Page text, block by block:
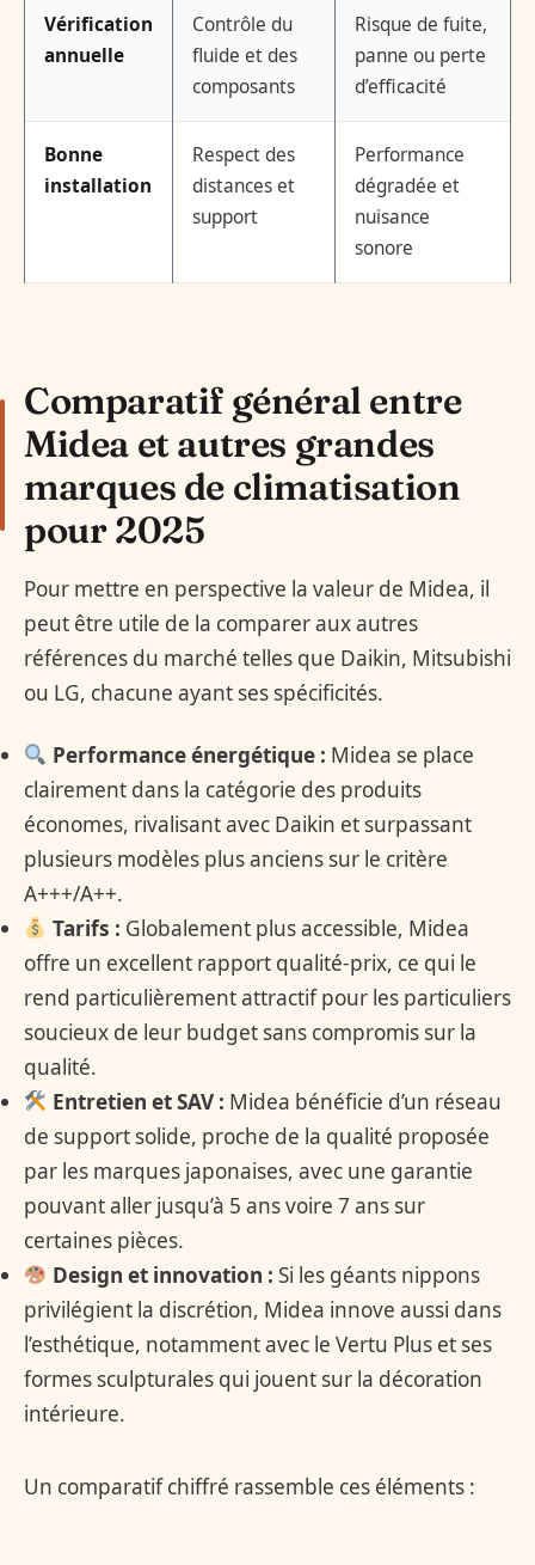
Vérification
annuelle
Contrôle du
fluide et des
composants
Risque de fuite,
panne ou perte
d’efficacité
Bonne
installation
Respect des
distances et
support
Performance
dégradée et
nuisance
sonore
Comparatif général entre
Midea et autres grandes
marques de climatisation
pour 2025
Pour mettre en perspective la valeur de Midea, il
peut être utile de la comparer aux autres
références du marché telles que Daikin, Mitsubishi
ou LG, chacune ayant ses spécificités.
Performance énergétique : Midea se place
clairement dans la catégorie des produits
économes, rivalisant avec Daikin et surpassant
plusieurs modèles plus anciens sur le critère
A+++/A++.
Tarifs : Globalement plus accessible, Midea
offre un excellent rapport qualité-prix, ce qui le
rend particulièrement attractif pour les particuliers
soucieux de leur budget sans compromis sur la
qualité.
Entretien et SAV : Midea bénéficie d’un réseau
de support solide, proche de la qualité proposée
par les marques japonaises, avec une garantie
pouvant aller jusqu’à 5 ans voire 7 ans sur
certaines pièces.
Design et innovation : Si les géants nippons
privilégient la discrétion, Midea innove aussi dans
l’esthétique, notamment avec le Vertu Plus et ses
formes sculpturales qui jouent sur la décoration
intérieure.
Un comparatif chiffré rassemble ces éléments :